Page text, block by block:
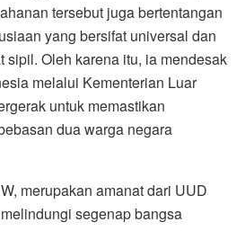
tersebut juga bertentangan
yang bersifat universal dan
sipil. Oleh karena itu, ia mendesak
melalui Kementerian Luar
untuk memastikan
dua warga negara
merupakan amanat dari UUD
segenap bangsa